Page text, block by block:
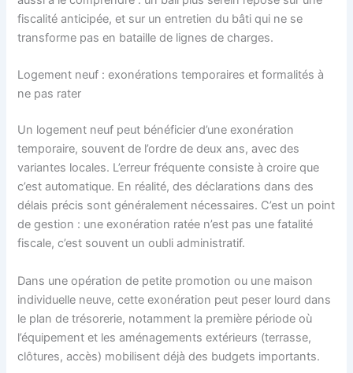
fiscalité anticipée, et sur un entretien du bâti qui ne se
transforme pas en bataille de lignes de charges.
Logement neuf : exonérations temporaires et formalités à
ne pas rater
Un logement neuf peut bénéficier d’une exonération
temporaire, souvent de l’ordre de deux ans, avec des
variantes locales. L’erreur fréquente consiste à croire que
c’est automatique. En réalité, des déclarations dans des
délais précis sont généralement nécessaires. C’est un point
de gestion : une exonération ratée n’est pas une fatalité
fiscale, c’est souvent un oubli administratif.
Dans une opération de petite promotion ou une maison
individuelle neuve, cette exonération peut peser lourd dans
le plan de trésorerie, notamment la première période où
l’équipement et les aménagements extérieurs (terrasse,
clôtures, accès) mobilisent déjà des budgets importants.